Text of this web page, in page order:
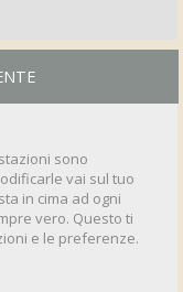
sono
vai sul tuo
in cima ad ogni
vero. Questo ti
e le preferenze.